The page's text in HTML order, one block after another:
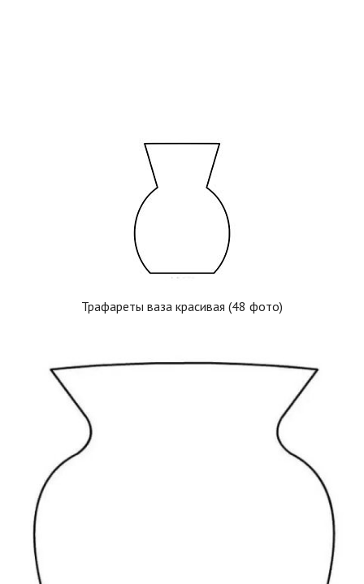
Трафареты ваза красивая (48 фото)